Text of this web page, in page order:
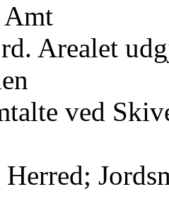
Arealet
ved